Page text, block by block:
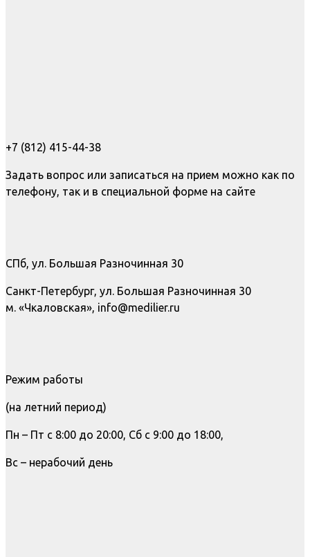
+7 (812) 415-44-38
Задать вопрос или записаться на прием можно как по
телефону, так и в специальной форме на сайте
СПб, ул. Большая Разночинная 30
Санкт-Петербург, ул. Большая Разночинная 30
м. «Чкаловская», info@medilier.ru
Режим работы
(на летний период)
Пн – Пт с 8:00 до 20:00, Сб с 9:00 до 18:00,
Вс – нерабочий день